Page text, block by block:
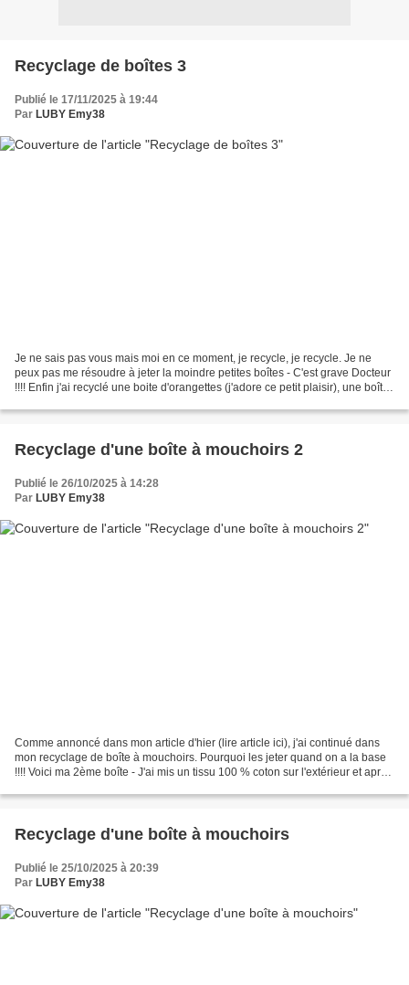
Recyclage de boîtes 3
Publié le 17/11/2025 à 19:44
Par LUBY Emy38
Je ne sais pas vous mais moi en ce moment, je recycle, je recycle. Je ne
peux pas me résoudre à jeter la moindre petites boîtes - C'est grave Docteur
!!!! Enfin j'ai recyclé une boite d'orangettes (j'adore ce petit plaisir), une boîte
Recyclage d'une boîte à mouchoirs 2
Publié le 26/10/2025 à 14:28
Par LUBY Emy38
Comme annoncé dans mon article d'hier (lire article ici), j'ai continué dans
mon recyclage de boîte à mouchoirs. Pourquoi les jeter quand on a la base
!!!! Voici ma 2ème boîte - J'ai mis un tissu 100 % coton sur l'extérieur et après
Recyclage d'une boîte à mouchoirs
Publié le 25/10/2025 à 20:39
Par LUBY Emy38